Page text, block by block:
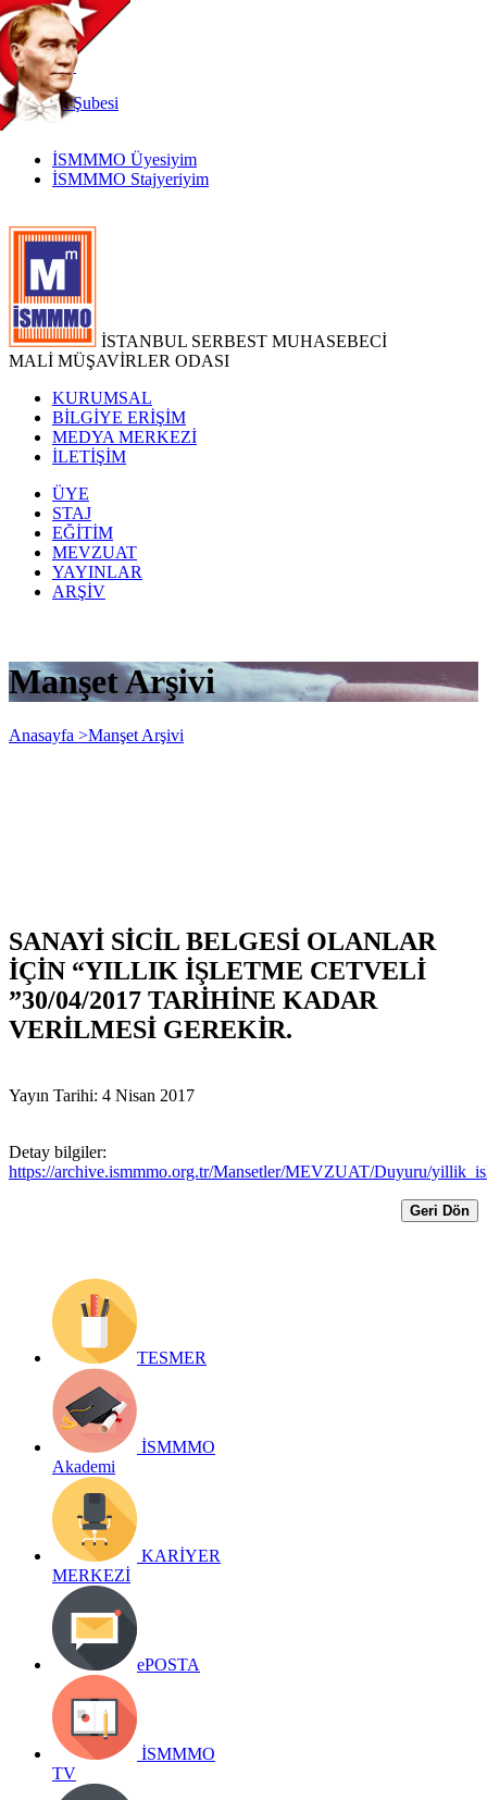
TR
|
EN
İnternetŞubesi
İSMMMO Üyesiyim
İSMMMO Stajyeriyim
İSTANBUL SERBEST MUHASEBECİ
MALİ MÜŞAVİRLER ODASI
KURUMSAL
BİLGİYE ERİŞİM
MEDYA MERKEZİ
İLETİŞİM
ÜYE
STAJ
EĞİTİM
MEVZUAT
YAYINLAR
ARŞİV
Manşet Arşivi
Anasayfa >Manşet Arşivi
SANAYİ SİCİL BELGESİ OLANLAR
İÇİN “YILLIK İŞLETME CETVELİ
”30/04/2017 TARİHİNE KADAR
VERİLMESİ GEREKİR.
Yayın Tarihi: 4 Nisan 2017
Detay bilgiler:
https://archive.ismmmo.org.tr/Mansetler/MEVZUAT/Duyuru/
Geri Dön
TESMER
İSMMMO
Akademi
KARİYER
MERKEZİ
ePOSTA
İSMMMO
TV